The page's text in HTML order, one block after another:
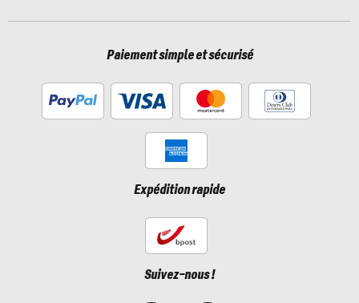
Paiement simple et sécurisé
Expédition rapide
Suivez-nous !